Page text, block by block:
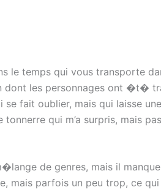
le temps qui vous transporte
les personnages ont �t�
fait oublier, mais qui laisse
qui m’a surpris, mais
de genres, mais il
mais parfois un peu trop, ce qui